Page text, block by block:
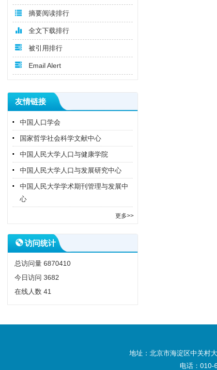
摘要阅读排行
全文下载排行
被引用排行
Email Alert
友情链接
中国人口学会
国家哲学社会科学文献中心
中国人民大学人口与健康学院
中国人民大学人口与发展研究中心
中国人民大学学术期刊管理与发展中
心
更多>>
访问统计
总访问量 6870410
今日访问 3682
在线人数 41
地址：北京市海淀区中关村
电话：